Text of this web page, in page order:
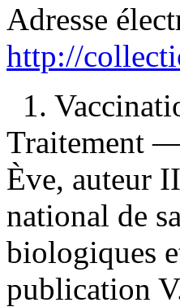
Adresse
http://
1.
Traitement
Ève, auteur
national de
biologiques
publication